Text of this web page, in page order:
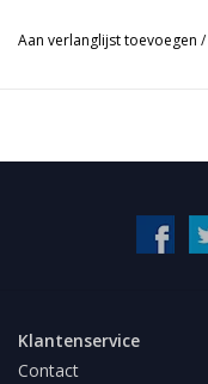
Aan verlanglijst toevoegen /
Klantenservice
Contact